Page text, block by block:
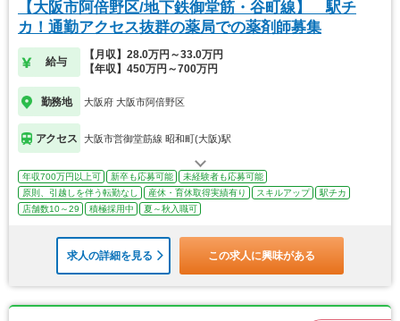
【大阪市阿倍野区/地下鉄御堂筋・谷町線】 駅チ
カ！通勤アクセス抜群の薬局での薬剤師募集
給与
【月収】28.0万円～33.0万円
【年収】450万円～700万円
勤務地 大阪府 大阪市阿倍野区
アクセス 大阪市営御堂筋線 昭和町(大阪)駅
年収700万円以上可 新卒も応募可能
未経験者も応募可能
原則、引越しを伴う転勤なし
産休・育休取得実績有り スキルアップ
駅チカ
店舗数10～29
積極採用中 夏～秋入職可
求人の詳細を見る この求人に興味がある